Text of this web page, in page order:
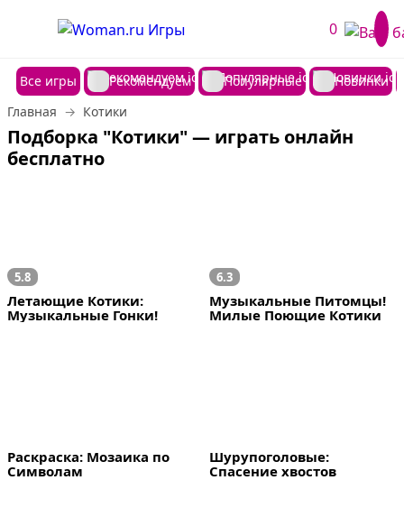
0
Все игры Рекомендуем Популярные
Новинки
Главная
Котики
Подборка "Котики" — играть онлайн
бесплатно
5.8
Летающие Котики:
Музыкальные Гонки!
6.3
Музыкальные Питомцы!
Милые Поющие Котики
Раскраска: Мозаика по
Символам
Шурупоголовые:
Спасение хвостов